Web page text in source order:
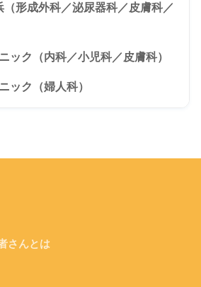
形成外科／泌尿器科／皮膚科／
ック（内科／小児科／皮膚科）
ック（婦人科）
さんとは